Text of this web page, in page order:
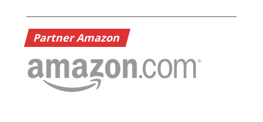
Partner Amazon